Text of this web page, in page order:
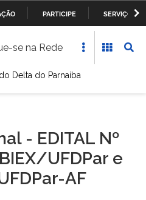
PARA
CONTEÚDO
PARTICIPE
SERVIÇOS
se na Rede
Delta do Parnaíba
- EDITAL Nº
UFDPar e
AF